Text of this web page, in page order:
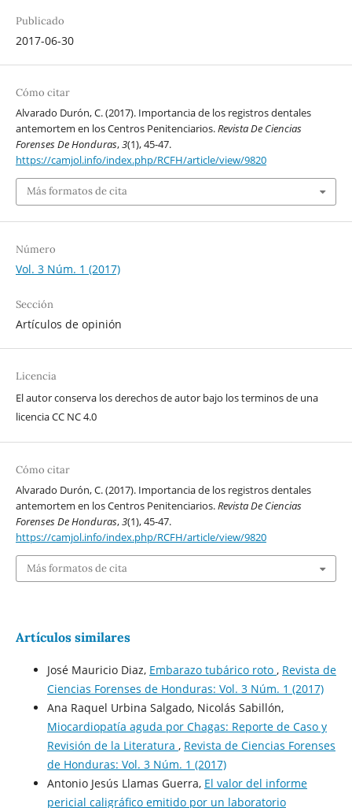
Publicado
2017-06-30
Cómo citar
Alvarado Durón, C. (2017). Importancia de los registros dentales
antemortem en los Centros Penitenciarios.Revista De Ciencias
Forenses De Honduras,3(1), 45-47.
https://camjol.info/index.php/RCFH/article/view/9820
Más formatos de cita
Número
Vol. 3 Núm. 1 (2017)
Sección
Artículos de opinión
Licencia
El autor conserva los derechos de autor bajo los terminos de una
licencia CC NC 4.0
Cómo citar
Alvarado Durón, C. (2017). Importancia de los registros dentales
antemortem en los Centros Penitenciarios.Revista De Ciencias
Forenses De Honduras,3(1), 45-47.
https://camjol.info/index.php/RCFH/article/view/9820
Más formatos de cita
Artículos similares
José Mauricio Diaz, Embarazo tubárico roto , Revista de
Ciencias Forenses de Honduras: Vol. 3 Núm. 1 (2017)
Ana Raquel Urbina Salgado, Nicolás Sabillón,
Miocardiopatía aguda por Chagas: Reporte de Caso y
Revisión de la Literatura , Revista de Ciencias Forenses
de Honduras: Vol. 3 Núm. 1 (2017)
Antonio Jesús Llamas Guerra, El valor del informe
pericial caligráfico emitido por un laboratorio